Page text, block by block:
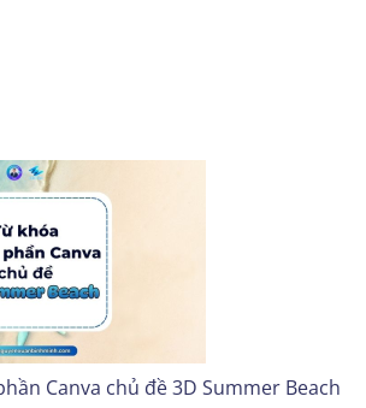
Canva chủ đề 3D Summer Beach